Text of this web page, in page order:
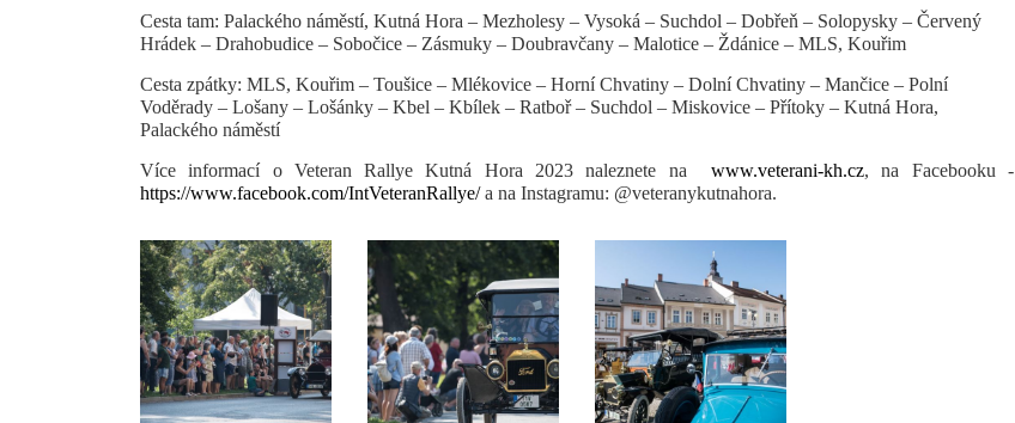
Cesta tam: Palackého náměstí, Kutná Hora – Mezholesy – Vysoká – Suchdol – Dobřeň – Solopysky – Červený
Hrádek – Drahobudice – Sobočice – Zásmuky – Doubravčany – Malotice – Ždánice – MLS, Kouřim
Cesta zpátky: MLS, Kouřim – Toušice – Mlékovice – Horní Chvatiny – Dolní Chvatiny – Mančice – Polní
Voděrady – Lošany – Lošánky – Kbel – Kbílek – Ratboř – Suchdol – Miskovice – Přítoky – Kutná Hora,
Palackého náměstí
Více informací o Veteran Rallye Kutná Hora 2023 naleznete nawww.veterani-kh.cz, na Facebooku -
https://www.facebook.com/IntVeteranRallye/a na Instagramu: @veteranykutnahora.